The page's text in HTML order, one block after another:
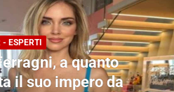
- ESPERTI
a quanto
il suo impero da